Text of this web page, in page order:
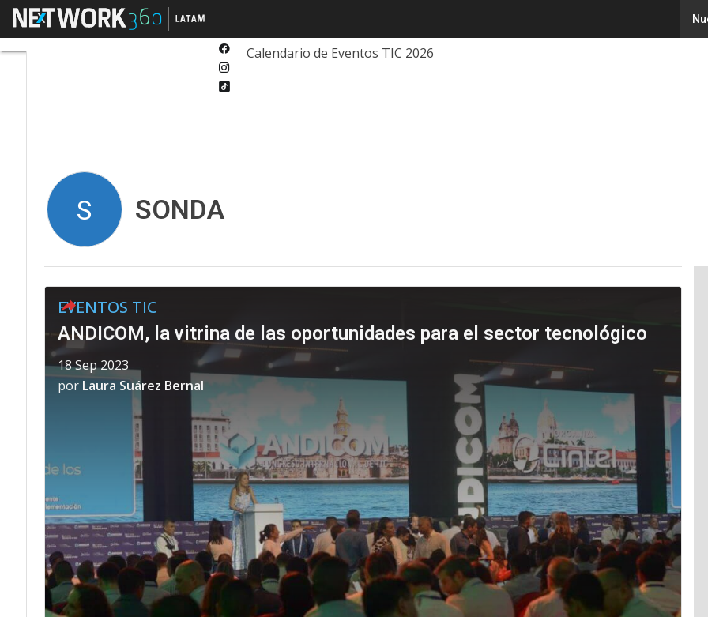
Menú
Facebook
Ciberseguridad
Calendario de Eventos TIC 2026
S SONDA
EVENTOS TIC
ANDICOM, la vitrina de las oportunidades para el sector tecnológico
18 Sep 2023
por Laura Suárez Bernal